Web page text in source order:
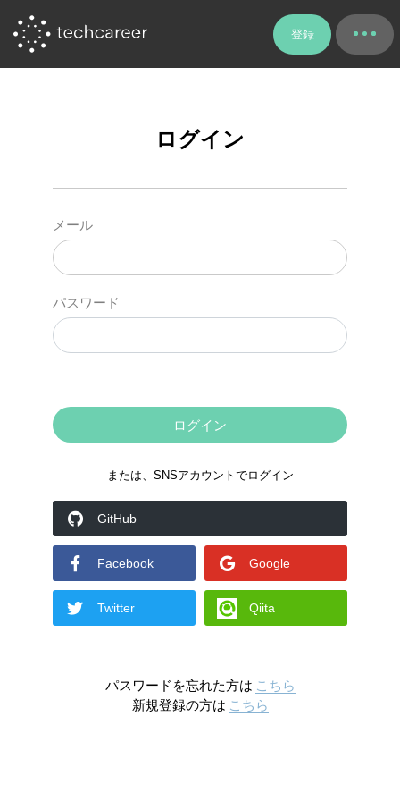
登録
ログイン
メール
パスワード
または、SNSアカウントでログイン
GitHub
Facebook Google
Twitter Qiita
パスワードを忘れた方は こちら
新規登録の方は こちら